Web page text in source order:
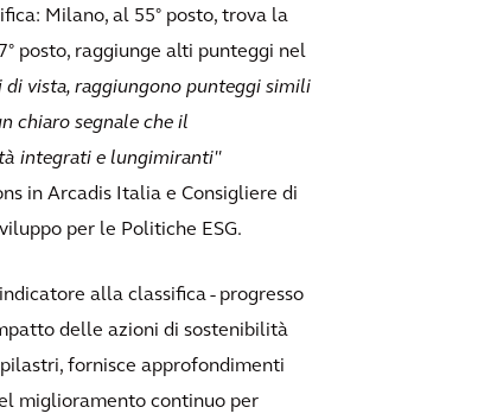
Milano, al 55° posto, trova la
posto, raggiunge alti punteggi nel
vista, raggiungono punteggi simili
chiaro segnale che il
integrati e lungimiranti"
in Arcadis Italia e Consigliere di
per le Politiche ESG.
alla classifica - progresso
delle azioni di sostenibilità
fornisce approfondimenti
miglioramento continuo per